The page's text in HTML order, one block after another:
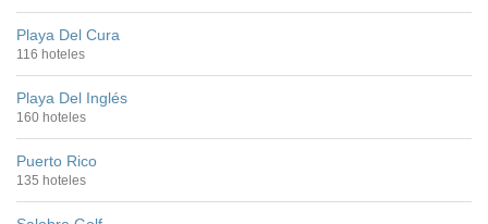
Playa Del Cura
116 hoteles
Playa Del Inglés
160 hoteles
Puerto Rico
135 hoteles